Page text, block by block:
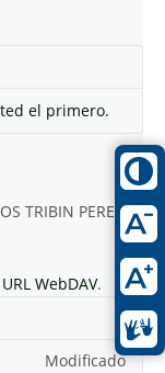
el primero.
TRIBIN PEREA
URL WebDAV.
Modificado